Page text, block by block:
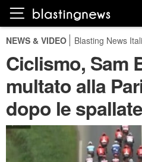
NEWS & VIDEO Blasting News
Ciclismo, Sam
multato alla
dopo le